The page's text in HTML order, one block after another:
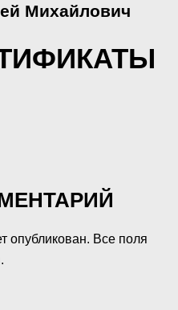
Михайлович
опубликован. Все поля